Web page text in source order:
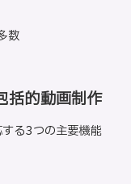
数
括的動画制作
る3つの主要機能